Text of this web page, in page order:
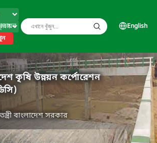
English
কৃষি উন্নয়ন কর্পোরেশন
বাংলাদেশ সরকার